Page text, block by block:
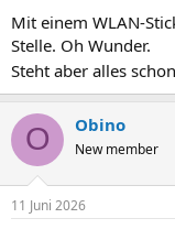
Mit einem WLAN-
Stelle. Oh Wunder.
Steht aber alles
O Obino
New member
11 Juni 2026